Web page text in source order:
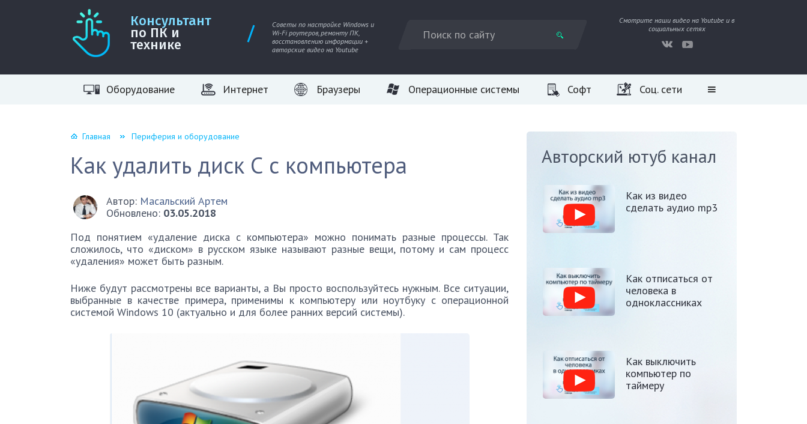
Консультант
по ПК и
технике
Советы по настройке Windows и
Wi-Fi роутеров, ремонту ПК,
восстановлению информации +
авторские видео на Youtube
Смотрите наши видео на Youtube и в
социальных сетях
Оборудование Интернет Браузеры Операционные системы Софт Соц. сети
Главная Периферия и оборудование
Как удалить диск С с компьютера
Автор: Масальский Артем
Обновлено: 03.05.2018
Под понятием «удаление диска с компьютера» можно понимать разные процессы. Так
сложилось, что «диском» в русском языке называют разные вещи, потому и сам процесс
«удаления» может быть разным.
Ниже будут рассмотрены все варианты, а Вы просто воспользуйтесь нужным. Все ситуации,
выбранные в качестве примера, применимы к компьютеру или ноутбуку с операционной
системой Windows 10 (актуально и для более ранних версий системы).
Авторский ютуб канал
Как из видео
сделать аудио mp3
Как отписаться от
человека в
одноклассниках
Как выключить
компьютер по
таймеру